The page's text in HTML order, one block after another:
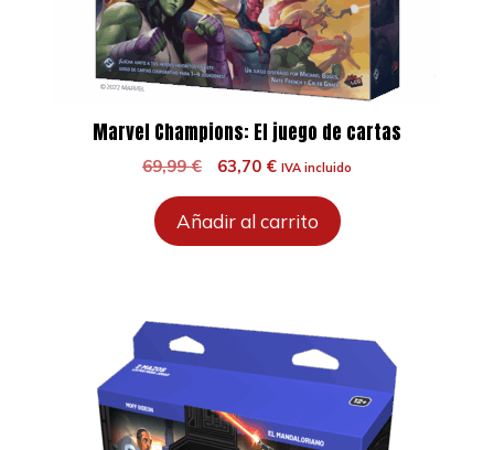
Marvel Champions: El juego de cartas
69,99€
El
original
era:
63,70 €El
actual
es:
IVA incluido
Añadir al carrito